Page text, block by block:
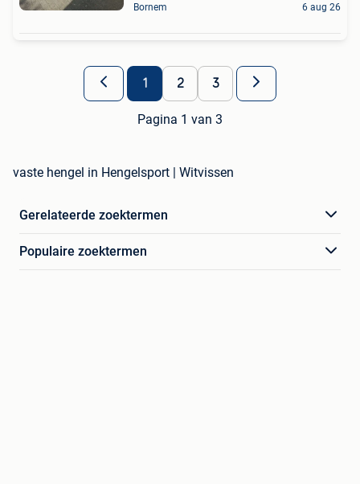
Bornem 6 aug 26
1 2 3
Pagina 1 van 3
vaste hengel in Hengelsport | Witvissen
Gerelateerde zoektermen
Populaire zoektermen